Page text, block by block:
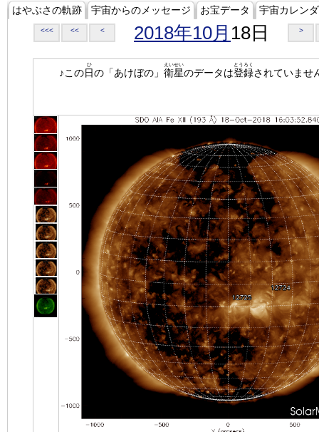
はやぶさの軌跡 宇宙からのメッセージ お宝データ 宇宙カレン
<<< << < 2018年10月 18日 >
♪この日
ひ
の「あけぼの」 衛星
えいせい
のデータは登録
とうろく
されていませ